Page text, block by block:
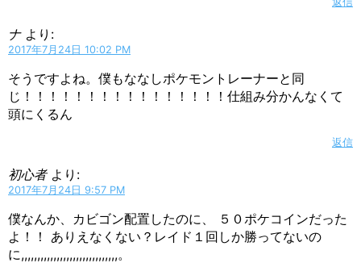
ナ より:
2017年7月24日 10:02 PM
そうですよね。僕もななしポケモントレーナーと同
じ！！！！！！！！！！！！！！！！仕組み分かんなくて
頭にくるん
返信
初心者 より:
2017年7月24日 9:57 PM
僕なんか、カビゴン配置したのに、 ５０ポケコインだった
よ！！ ありえなくない？レイド１回しか勝ってないの
に,,,,,,,,,,,,,,,,,,,,,,,,,,,,,,。